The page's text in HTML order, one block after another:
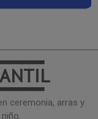
ceremonia, arras y